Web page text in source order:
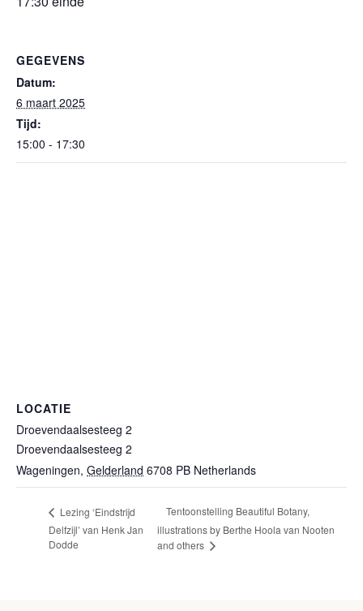
GEGEVENS
Datum:
6 maart 2025
Tijd:
15:00 - 17:30
LOCATIE
Droevendaalsesteeg 2
Droevendaalsesteeg 2
Wageningen, Gelderland 6708 PB Netherlands
Lezing ‘Eindstrijd
Delfzijl’ van Henk Jan
Dodde
Tentoonstelling Beautiful Botany,
illustrations by Berthe Hoola van Nooten
and others